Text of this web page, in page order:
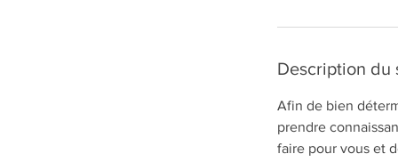
Description du
Afin de bien
prendre
faire pour vous et